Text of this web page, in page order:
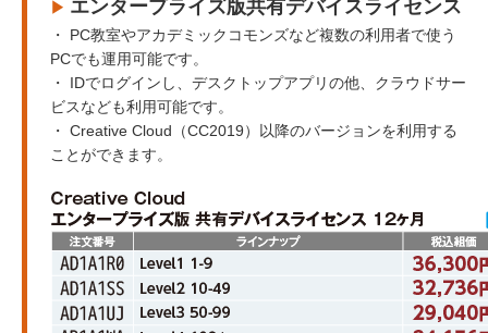
▶︎ エンタープライズ版共有デバイスライセンス
・ PC教室やアカデミックコモンズなど複数の利用者で使う
PCでも運用可能です。
・ IDでログインし、デスクトップアプリの他、クラウドサー
ビスなども利用可能です。
・ Creative Cloud（CC2019）以降のバージョンを利用する
ことができます。